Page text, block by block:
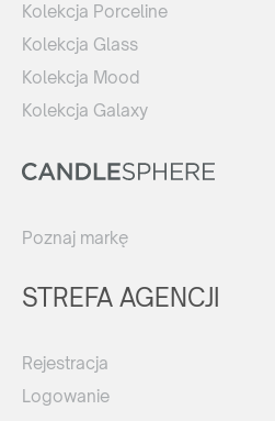
Kolekcja Porceline
Kolekcja Glass
Kolekcja Mood
Kolekcja Galaxy
Poznaj markę
STREFA AGENCJI
Rejestracja
Logowanie